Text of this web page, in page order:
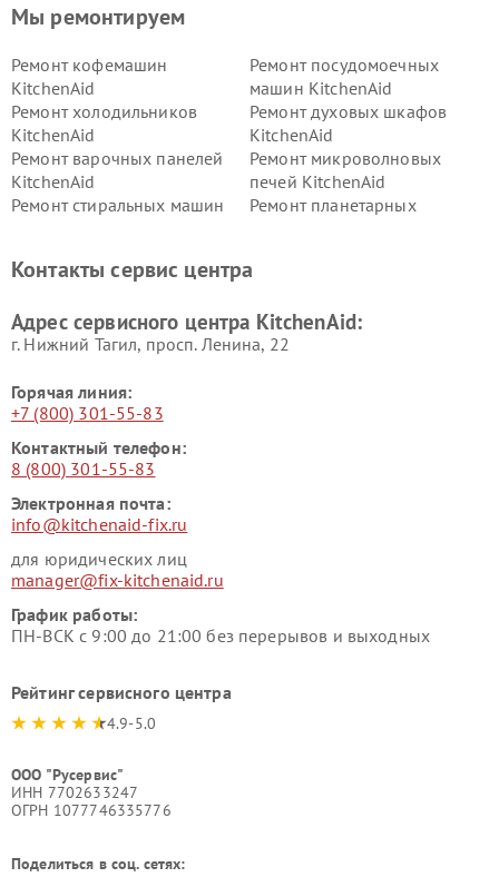
Мы ремонтируем
Ремонт кофемашин
KitchenAid
Ремонт посудомоечных
машин KitchenAid
Ремонт холодильников
KitchenAid
Ремонт духовых шкафов
KitchenAid
Ремонт варочных панелей
KitchenAid
Ремонт микроволновых
печей KitchenAid
Ремонт стиральных машин
Ремонт планетарных
Контакты сервис центра
Адрес сервисного центра KitchenAid:
г. Нижний Тагил, просп. Ленина, 22
Горячая линия:
+7 (800) 301-55-83
Контактный телефон:
8 (800) 301-55-83
Электронная почта:
info@kitchenaid-fix.ru
для юридических лиц
manager@fix-kitchenaid.ru
График работы:
ПН-ВСК с 9:00 до 21:00 без перерывов и выходных
Рейтинг сервисного центра
4.9-5.0
ООО "Русервис"
ИНН 7702633247
ОГРН 1077746335776
Поделиться в соц. сетях: